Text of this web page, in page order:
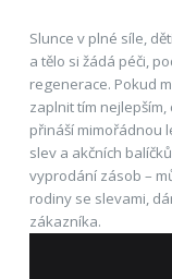
Slunce v plné síle,
a tělo si žádá péči,
regenerace. Pokud
zaplnit tím
přináší mimořádnou
slev a akčních
vyprodání zásob –
rodiny se slevami,
zákazníka.